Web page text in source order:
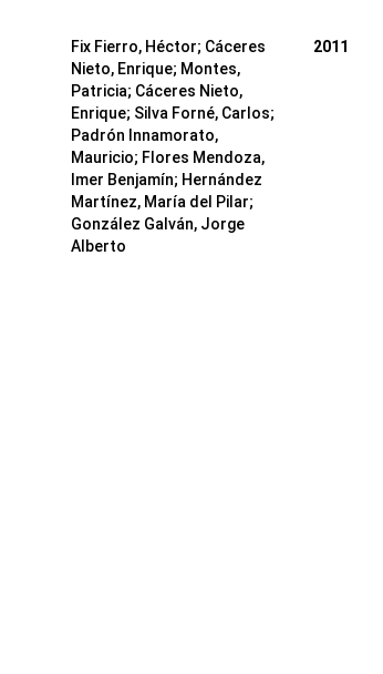
Fix Fierro, Héctor; Cáceres
Nieto, Enrique; Montes,
Patricia; Cáceres Nieto,
Enrique; Silva Forné, Carlos;
Padrón Innamorato,
Mauricio; Flores Mendoza,
Imer Benjamín; Hernández
Martínez, María del Pilar;
González Galván, Jorge
Alberto
2011